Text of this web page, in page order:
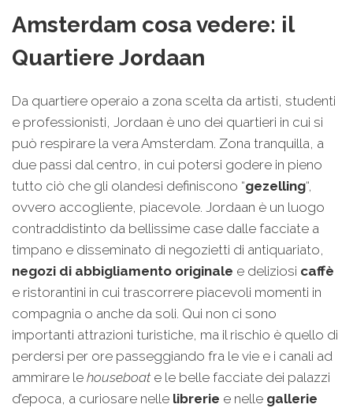
Amsterdam cosa vedere: il
Quartiere Jordaan
Da quartiere operaio a zona scelta da artisti, studenti
e professionisti, Jordaan è uno dei quartieri in cui si
può respirare la vera Amsterdam. Zona tranquilla, a
due passi dal centro, in cui potersi godere in pieno
tutto ciò che gli olandesi definiscono “gezelling“,
ovvero accogliente, piacevole. Jordaan è un luogo
contraddistinto da bellissime case dalle facciate a
timpano e disseminato di negozietti di antiquariato,
negozi di abbigliamento originale e deliziosi caffè
e ristorantini in cui trascorrere piacevoli momenti in
compagnia o anche da soli. Qui non ci sono
importanti attrazioni turistiche, ma il rischio è quello di
perdersi per ore passeggiando fra le vie e i canali ad
ammirare le houseboate le belle facciate dei palazzi
d’epoca, a curiosare nelle librerie e nelle gallerie